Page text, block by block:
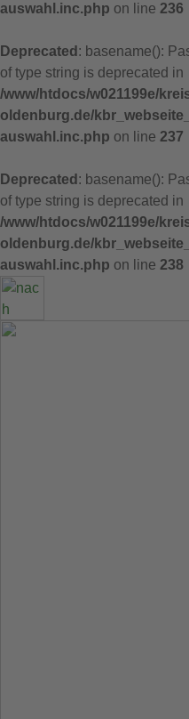
auswahl.inc.php on line 236
Deprecated : basename():
of type string is deprecated in
/www/htdocs/w021199e/
oldenburg.de/
auswahl.inc.php on line 237
Deprecated : basename():
of type string is deprecated in
/www/htdocs/w021199e/
oldenburg.de/
auswahl.inc.php on line 238